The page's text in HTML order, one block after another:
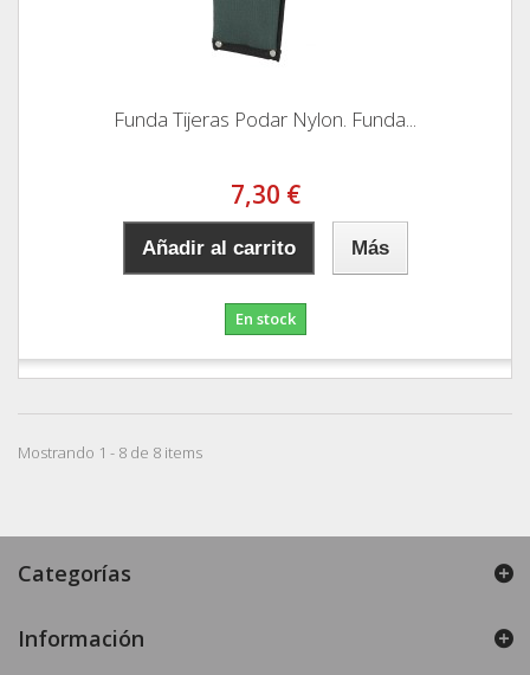
Funda Tijeras Podar Nylon. Funda...
7,30 €
Añadir al carrito Más
En stock
Mostrando 1 - 8 de 8 items
Categorías
Información